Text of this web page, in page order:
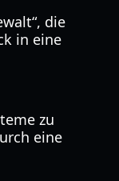
die
in eine
zu
eine